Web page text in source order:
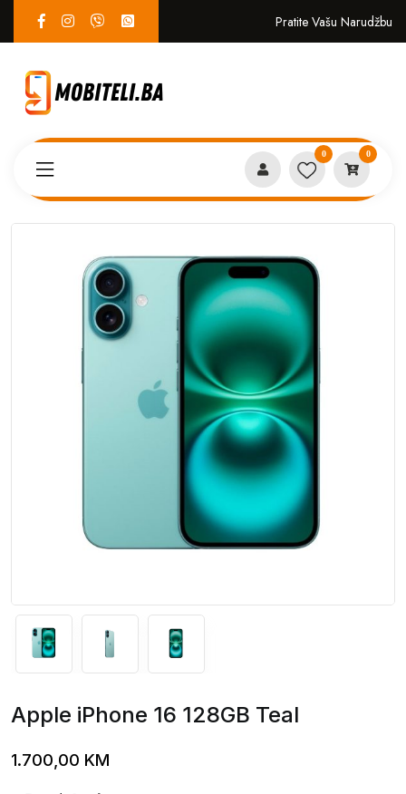
Pratite Vašu Narudžbu
0 0
Apple iPhone 16 128GB Teal
Apple iPhone 16 128GB Teal
1.700,00 KM